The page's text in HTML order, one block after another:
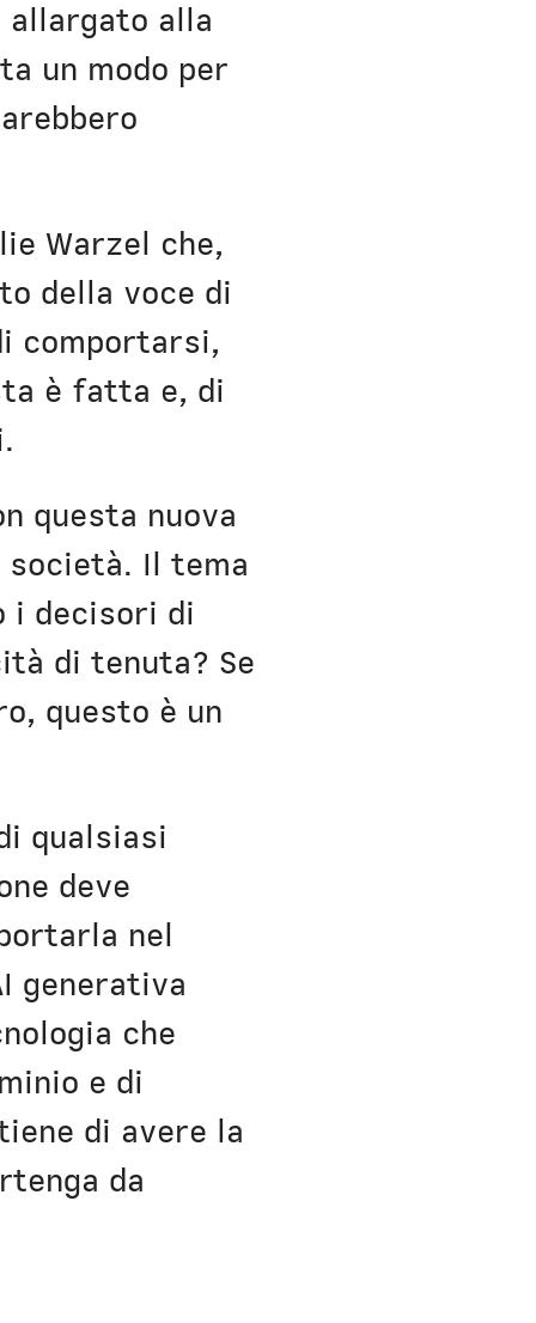
allargato alla
un modo per
Warzel che,
della voce di
comportarsi,
è fatta e, di
questa nuova
Il tema
i decisori di
di tenuta? Se
questo è un
qualsiasi
deve
nel
generativa
che
new window)
e di
di avere la
da